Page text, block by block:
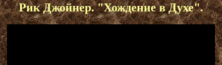
Рик Джойнер. "Хождение в Духе".